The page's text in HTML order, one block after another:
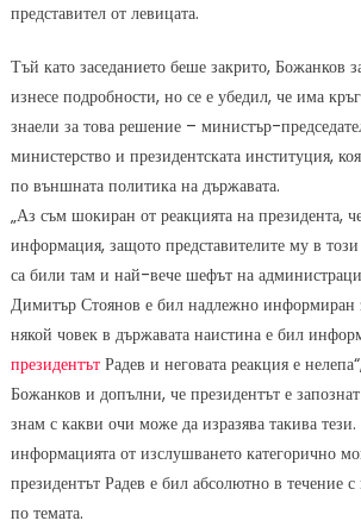
представител от левицата.
Тъй като заседанието беше закрито, Божанков
изнесе подробности, но се е убедил, че има
знаели за това решение – министър-
министерство и президентската институция,
по външната политика на държавата.
„Аз съм шокиран от реакцията на президента,
информация, защото представителите му в този
са били там и най-вече шефът на
Димитър Стоянов е бил надлежно информиран
някой човек в държавата наистина е бил
президентътРадев и неговата реакция е
Божанков и допълни, че президентът е
знам с какви очи може да изразява такива
информацията от изслушването категорично
президентът Радев е бил абсолютно в течение с
по темата.